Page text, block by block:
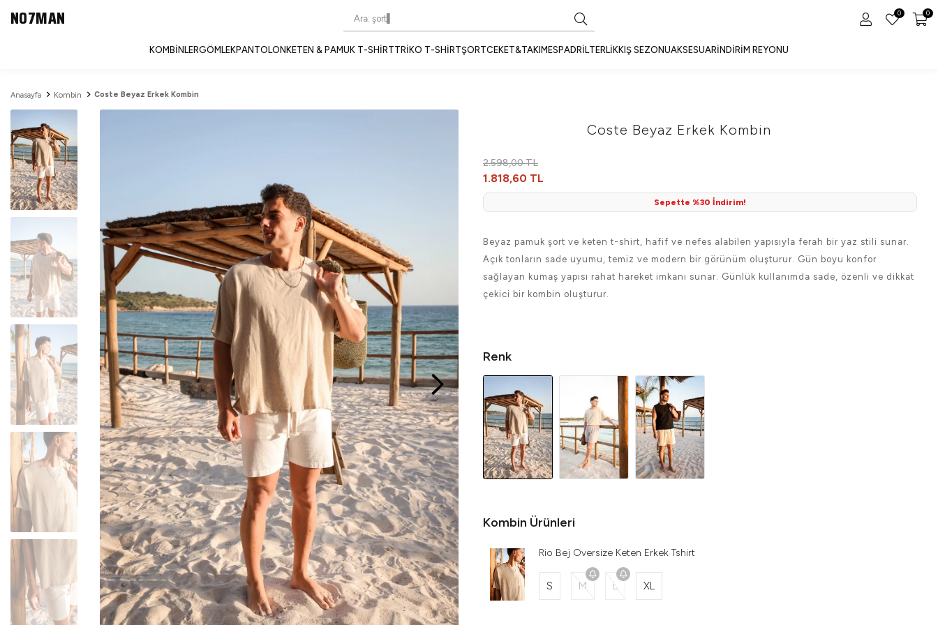
NO7MAN 0 0
KOMBINLERGÖMLEKPANTOLON KETEN & PAMUK T-SHIRTTRIKO T-SHIRTŞORTCEKET&TAKIM ESPADRILTERLIKKIŞ SEZONUAKSESUARİNDIRIM REYONU
Anasayfa Kombin Coste Beyaz Erkek Kombin
Coste Beyaz Erkek Kombin
2.598,00 TL
1.818,60 TL
Sepette %30 İndirim!
Beyaz pamuk şort ve keten t-shirt, hafif ve nefes alabilen yapısıyla ferah bir yaz stili sunar.
Açık tonların sade uyumu, temiz ve modern bir görünüm oluşturur. Gün boyu konfor
sağlayan kumaş yapısı rahat hareket imkanı sunar. Günlük kullanımda sade, özenli ve dikkat
çekici bir kombin oluşturur.
Renk
Kombin Ürünleri
Rio Bej Oversize Keten Erkek Tshirt
S M L XL